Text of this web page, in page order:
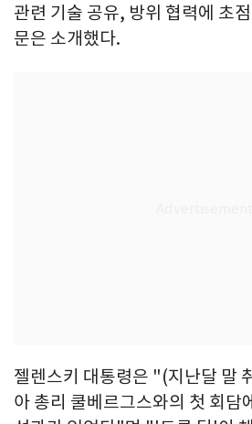
관련 기술 공유, 방위 협력에 초
문은 소개했다.
젤렌스키 대통령은 "(지난달 말
아 총리 쿨베르그스와의 첫 회담